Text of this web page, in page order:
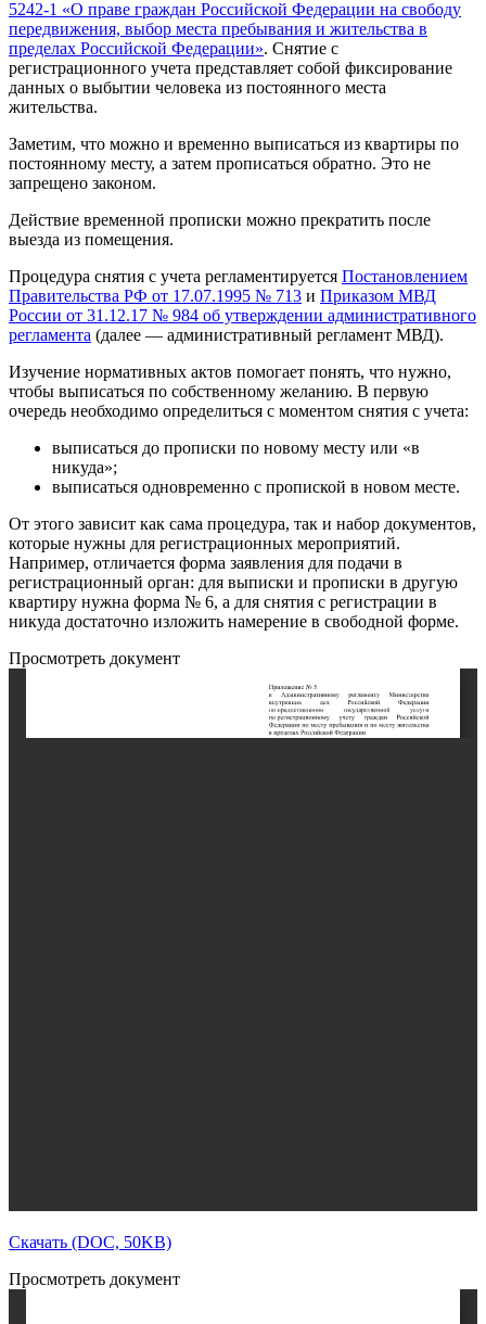
5242-1 «О праве граждан Российской Федерации на свободу
передвижения, выбор места пребывания и жительства в
пределах Российской Федерации». Снятие с
регистрационного учета представляет собой фиксирование
данных о выбытии человека из постоянного места
жительства.
Заметим, что можно и временно выписаться из квартиры по
постоянному месту, а затем прописаться обратно. Это не
запрещено законом.
Действие временной прописки можно прекратить после
выезда из помещения.
Процедура снятия с учета регламентируется Постановлением
Правительства РФ от 17.07.1995 № 713 и Приказом МВД
России от 31.12.17 № 984 об утверждении административного
регламента (далее — административный регламент МВД).
Изучение нормативных актов помогает понять, что нужно,
чтобы выписаться по собственному желанию. В первую
очередь необходимо определиться с моментом снятия с учета:
выписаться до прописки по новому месту или «в
никуда»;
выписаться одновременно с пропиской в новом месте.
От этого зависит как сама процедура, так и набор документов,
которые нужны для регистрационных мероприятий.
Например, отличается форма заявления для подачи в
регистрационный орган: для выписки и прописки в другую
квартиру нужна форма № 6, а для снятия с регистрации в
никуда достаточно изложить намерение в свободной форме.
Просмотреть документ
Скачать (DOC, 50KB)
Просмотреть документ